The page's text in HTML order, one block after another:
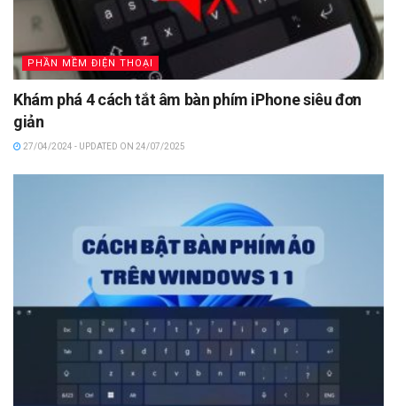
PHẦN MỀM ĐIỆN THOẠI
Khám phá 4 cách tắt âm bàn phím iPhone siêu đơn
giản
27/04/2024 - UPDATED ON 24/07/2025